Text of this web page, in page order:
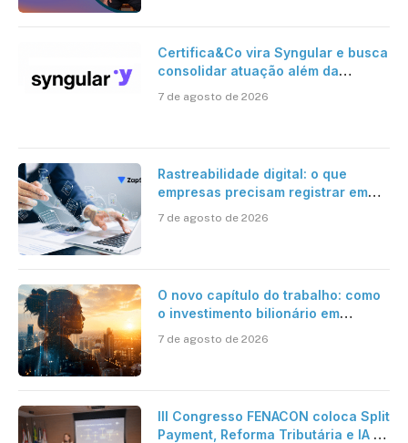
Certifica&Co vira Syngular e busca
consolidar atuação além da
7 de agosto de 2026
Rastreabilidade digital: o que
empresas precisam registrar em
7 de agosto de 2026
O novo capítulo do trabalho: como
o investimento bilionário em
verdadeira era da inteligência
7 de agosto de 2026
III Congresso FENACON coloca Split
Payment, Reforma Tributária e IA no